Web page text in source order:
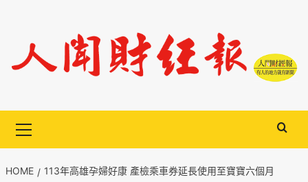
content
Menu
HOME 113年高雄孕婦好康 產檢乘車券延長使用至寶寶六個月